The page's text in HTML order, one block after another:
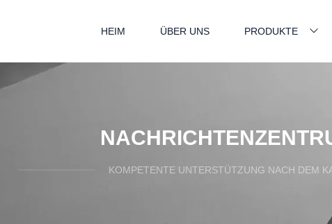
HEIM ÜBER UNS PRODUKTE
KOMPETENTE UNTERSTÜTZUNG NACH DEM